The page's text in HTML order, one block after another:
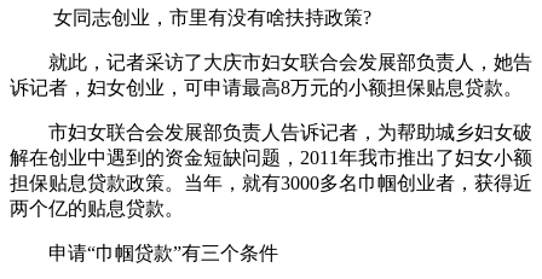
女同志创业，市里有没有啥扶持政策?
就此，记者采访了大庆市妇女联合会发展部负责人，她告
诉记者，妇女创业，可申请最高8万元的小额担保贴息贷款。
市妇女联合会发展部负责人告诉记者，为帮助城乡妇女破
解在创业中遇到的资金短缺问题，2011年我市推出了妇女小额
担保贴息贷款政策。当年，就有3000多名巾帼创业者，获得近
两个亿的贴息贷款。
申请“巾帼贷款”有三个条件